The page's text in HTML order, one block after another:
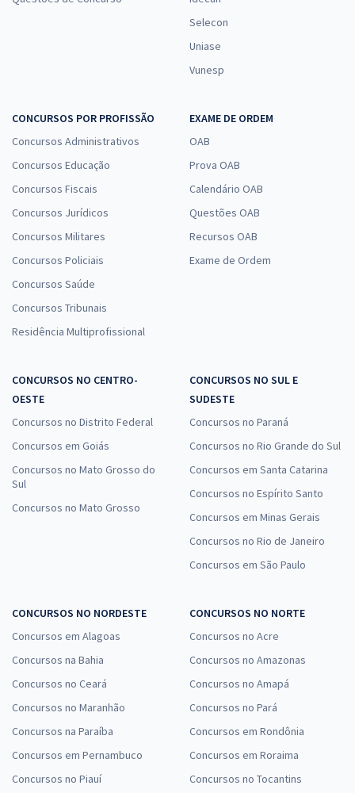
Selecon
Uniase
Vunesp
CONCURSOS POR PROFISSÃO
Concursos Administrativos
Concursos Educação
Concursos Fiscais
Concursos Jurídicos
Concursos Militares
Concursos Policiais
Concursos Saúde
Concursos Tribunais
Residência Multiprofissional
EXAME DE ORDEM
OAB
Prova OAB
Calendário OAB
Questões OAB
Recursos OAB
Exame de Ordem
CONCURSOS NO CENTRO-
OESTE
Concursos no Distrito Federal
Concursos em Goiás
Concursos no Mato Grosso do
Sul
Concursos no Mato Grosso
CONCURSOS NO SUL E
SUDESTE
Concursos no Paraná
Concursos no Rio Grande do Sul
Concursos em Santa Catarina
Concursos no Espírito Santo
Concursos em Minas Gerais
Concursos no Rio de Janeiro
Concursos em São Paulo
CONCURSOS NO NORDESTE
Concursos em Alagoas
Concursos na Bahia
Concursos no Ceará
Concursos no Maranhão
Concursos na Paraíba
Concursos em Pernambuco
Concursos no Piauí
CONCURSOS NO NORTE
Concursos no Acre
Concursos no Amazonas
Concursos no Amapá
Concursos no Pará
Concursos em Rondônia
Concursos em Roraima
Concursos no Tocantins